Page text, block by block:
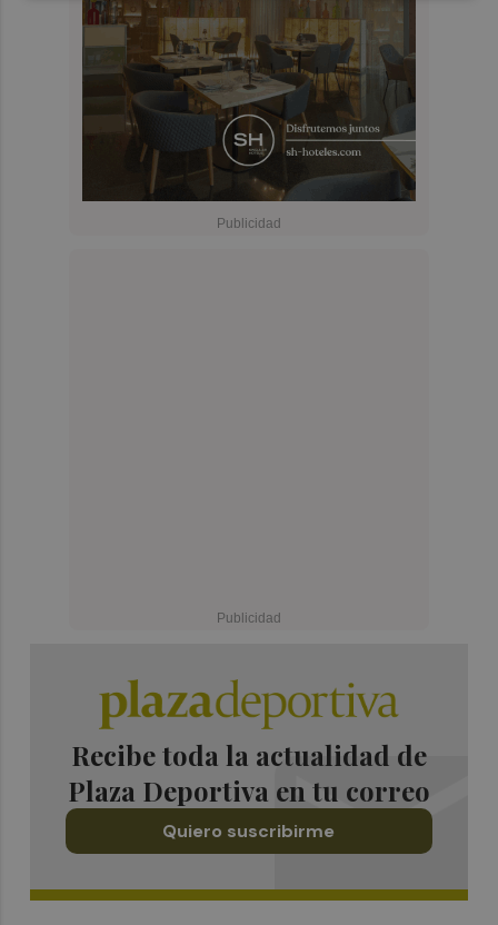
Recibe toda la actualidad de
Plaza Deportiva en tu correo
Quiero suscribirme